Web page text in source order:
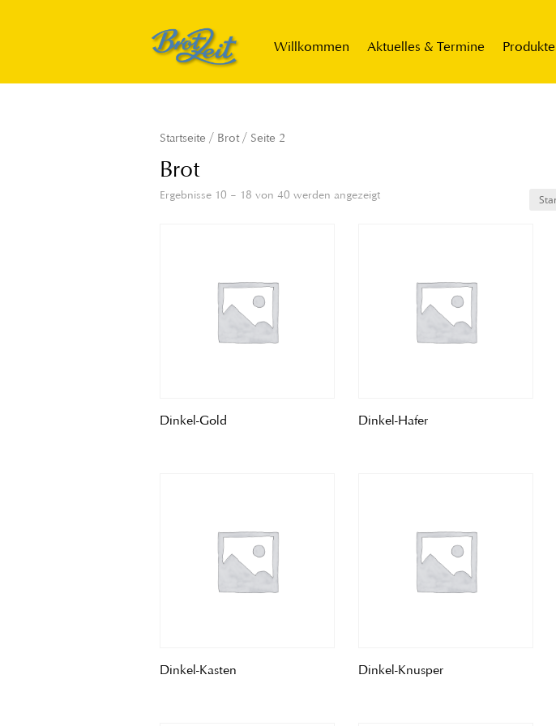
Willkommen Aktuelles & Termine Produkte
Startseite / Brot/ Seite 2
Brot
Ergebnisse 10 – 18 von 40 werden angezeigt
Dinkel-Gold Dinkel-Hafer
Dinkel-Kasten Dinkel-Knusper